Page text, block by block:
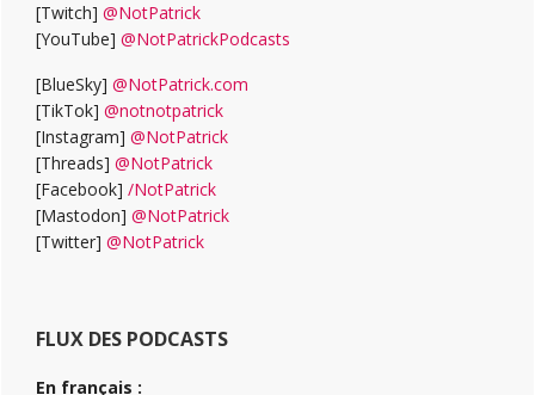
[Twitch] @NotPatrick
[YouTube] @NotPatrickPodcasts
[BlueSky] @NotPatrick.com
[TikTok] @notnotpatrick
[Instagram] @NotPatrick
[Threads] @NotPatrick
[Facebook] /NotPatrick
[Mastodon] @NotPatrick
[Twitter] @NotPatrick
FLUX DES PODCASTS
En français :